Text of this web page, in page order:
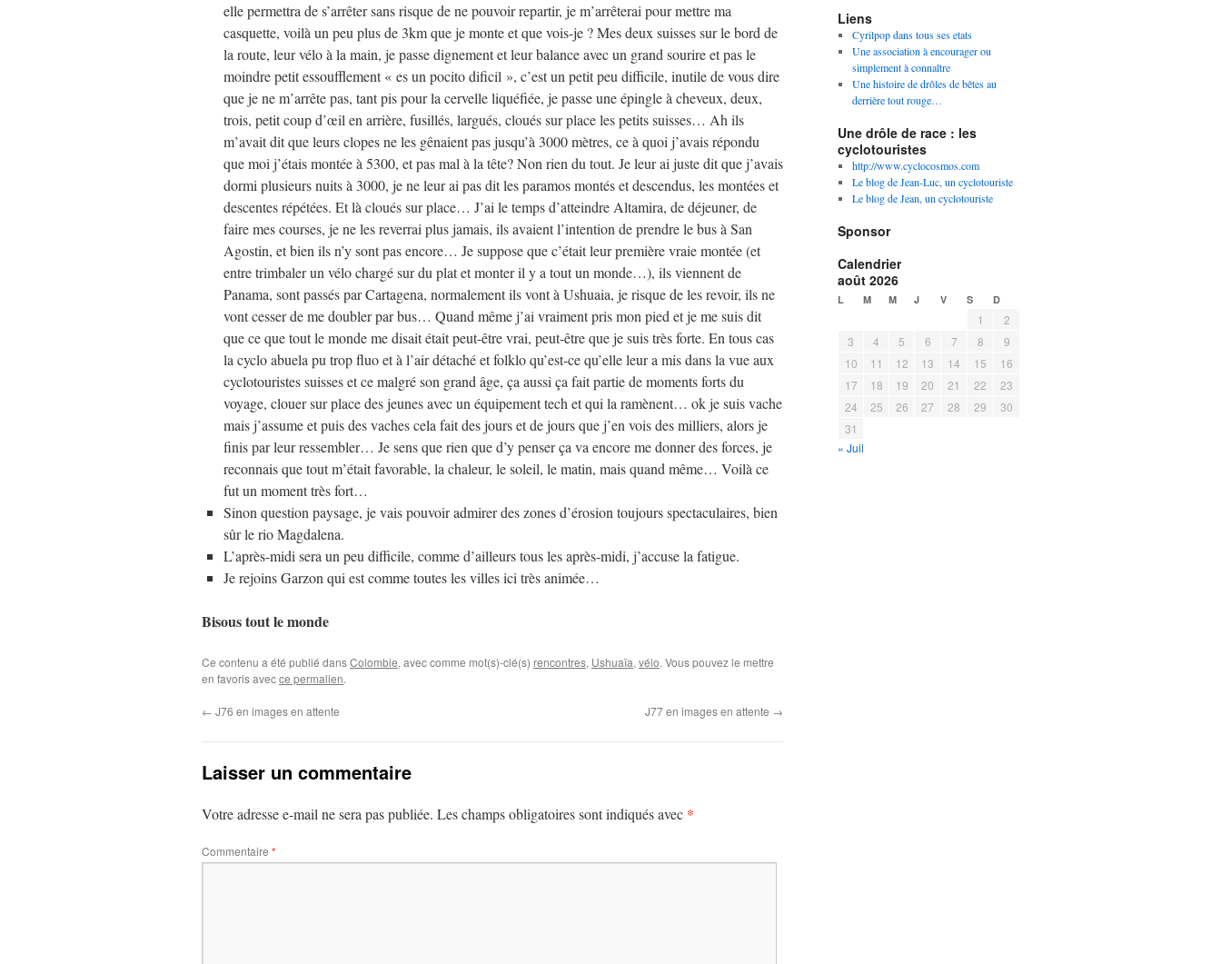
elle permettra de s’arrêter sans risque de ne pouvoir repartir, je m’arrêterai pour mettre ma
casquette, voilà un peu plus de 3km que je monte et que vois-je ? Mes deux suisses sur le bord de
la route, leur vélo à la main, je passe dignement et leur balance avec un grand sourire et pas le
moindre petit essoufflement « es un pocito dificil », c’est un petit peu difficile, inutile de vous dire
que je ne m’arrête pas, tant pis pour la cervelle liquéfiée, je passe une épingle à cheveux, deux,
trois, petit coup d’œil en arrière, fusillés, largués, cloués sur place les petits suisses… Ah ils
m’avait dit que leurs clopes ne les gênaient pas jusqu’à 3000 mètres, ce à quoi j’avais répondu
que moi j’étais montée à 5300, et pas mal à la tête? Non rien du tout. Je leur ai juste dit que j’avais
dormi plusieurs nuits à 3000, je ne leur ai pas dit les paramos montés et descendus, les montées et
descentes répétées. Et là cloués sur place… J’ai le temps d’atteindre Altamira, de déjeuner, de
faire mes courses, je ne les reverrai plus jamais, ils avaient l’intention de prendre le bus à San
Agostin, et bien ils n’y sont pas encore… Je suppose que c’était leur première vraie montée (et
entre trimbaler un vélo chargé sur du plat et monter il y a tout un monde…), ils viennent de
Panama, sont passés par Cartagena, normalement ils vont à Ushuaia, je risque de les revoir, ils ne
vont cesser de me doubler par bus… Quand même j’ai vraiment pris mon pied et je me suis dit
que ce que tout le monde me disait était peut-être vrai, peut-être que je suis très forte. En tous cas
la cyclo abuela pu trop fluo et à l’air détaché et folklo qu’est-ce qu’elle leur a mis dans la vue aux
cyclotouristes suisses et ce malgré son grand âge, ça aussi ça fait partie de moments forts du
voyage, clouer sur place des jeunes avec un équipement tech et qui la ramènent… ok je suis vache
mais j’assume et puis des vaches cela fait des jours et de jours que j’en vois des milliers, alors je
finis par leur ressembler… Je sens que rien que d’y penser ça va encore me donner des forces, je
reconnais que tout m’était favorable, la chaleur, le soleil, le matin, mais quand même… Voilà ce
fut un moment très fort…
Sinon question paysage, je vais pouvoir admirer des zones d’érosion toujours spectaculaires, bien
sûr le rio Magdalena.
L’après-midi sera un peu difficile, comme d’ailleurs tous les après-midi, j’accuse la fatigue.
Je rejoins Garzon qui est comme toutes les villes ici très animée…
Bisous tout le monde
Ce contenu a été publié dansColombie, avec comme mot(s)-clé(s) rencontres, Ushuaïa, vélo. Vous pouvez le mettre
en favoris avecce permalien.
← J76 en images en attente J77 en images en attente →
Laisser un commentaire
Votre adresse e-mail ne sera pas publiée. Les champs obligatoires sont indiqués avec *
Commentaire *
Liens
Cyrilpop dans tous ses etats
Une association à encourager ou
simplement à connaître
Une histoire de drôles de bêtes au
derrière tout rouge…
Une drôle de race : les
cyclotouristes
http://www.cyclocosmos.com
Le blog de Jean-Luc, un cyclotouriste
Le blog de Jean, un cyclotouriste
Sponsor
Calendrier
août 2026
L M M J V S D
1
2
3
4 5 6 7 8
9
10
11 12 13 14 15
16
17
18 19 20 21 22
23
24
25 26 27 28 29
30
31
« Juil